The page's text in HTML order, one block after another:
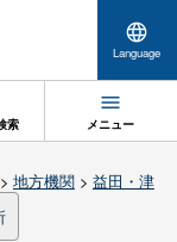
Language
索 メニュー
地方機関> 益田・津